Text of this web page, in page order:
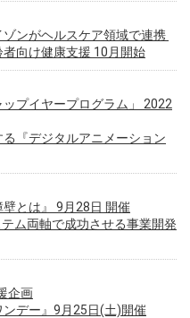
ンがヘルスケア領域で連携
向け健康支援 10月開始
プイヤープログラム」 2022
『デジタルアニメーション
とは』 9月28日 開催
ム両軸で成功させる事業開発
企画
デー』9月25日(土)開催